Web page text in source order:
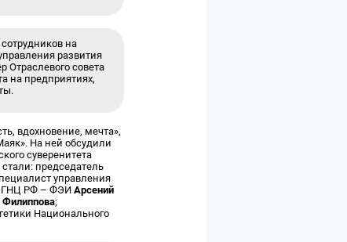
на
развития
Отраслевого совета
на предприятиях,
вдохновение, мечта»,
На ней обсудили
суверенитета
председатель
управления
ГНЦ РФ – ФЭИАрсений
Филиппова;
Национального